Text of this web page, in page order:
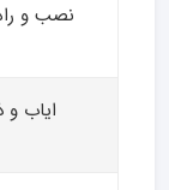
نصب و
ایاب